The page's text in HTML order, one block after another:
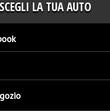
SCEGLI LA TUA AUTO